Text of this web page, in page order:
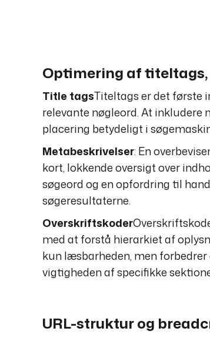
Optimering af
Title tagsTiteltags er det første
relevante nøgleord. At inkludere
placering betydeligt i
Metabeskrivelser: En
kort, lokkende oversigt over
søgeord og en opfordring til
søgeresultaterne.
Overskriftskoder
med at forstå hierarkiet af
kun læsbarheden, men forbedrer
vigtigheden af specifikke
URL-struktur og